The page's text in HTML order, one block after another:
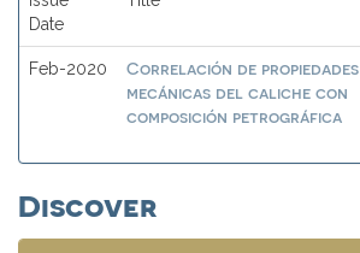
Date
Feb-2020
Correlación de propiedades
mecánicas del caliche con
composición petrográfica
Discover